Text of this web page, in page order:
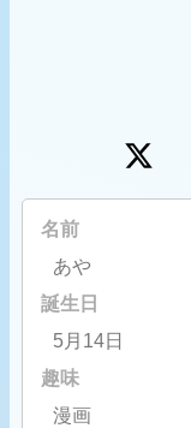
名前
あや
誕生日
5月14日
趣味
漫画